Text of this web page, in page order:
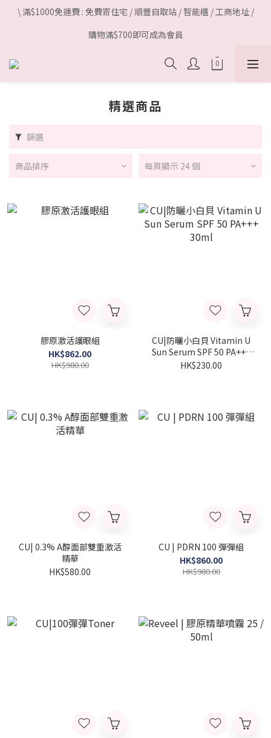
\ 滿$1000免運費 : 免費寄住宅 / 順豐自取站 / 智能櫃 / 工商地址 /
購物滿$700即可成為會員
精選商品
篩選
商品排序 每頁顯示 24 個
膠原激活護眼組
HK$862.00
HK$980.00
CU|防曬小白貝 Vitamin U
Sun Serum SPF 50 PA+++
30ml
HK$230.00
CU| 0.3% A醇面部雙重激活
精華
HK$580.00
CU | PDRN 100 彈彈組
HK$860.00
HK$980.00